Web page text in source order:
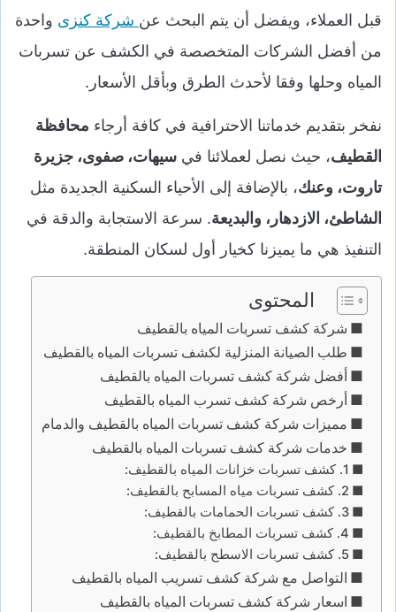
قبل العملاء، ويفضل أن يتم البحث عن شركة كنزى واحدة
من أفضل الشركات المتخصصة في الكشف عن تسربات
المياه وحلها وفقا لأحدث الطرق وبأقل الأسعار.
نفخر بتقديم خدماتنا الاحترافية في كافة أرجاء محافظة
القطيف، حيث نصل لعملائنا في سيهات، صفوى، جزيرة
تاروت، وعنك، بالإضافة إلى الأحياء السكنية الجديدة مثل
الشاطئ، الازدهار، والبديعة. سرعة الاستجابة والدقة في
التنفيذ هي ما يميزنا كخيار أول لسكان المنطقة.
المحتوى
شركة كشف تسربات المياه بالقطيف
طلب الصيانة المنزلية لكشف تسربات المياه بالقطيف
أفضل شركة كشف تسربات المياه بالقطيف
أرخص شركة كشف تسرب المياه بالقطيف
مميزات شركة كشف تسربات المياه بالقطيف والدمام
خدمات شركة كشف تسربات المياه بالقطيف
1. كشف تسربات خزانات المياه بالقطيف:
2. كشف تسربات مياه المسابح بالقطيف:
3. كشف تسربات الحمامات بالقطيف:
4. كشف تسربات المطابخ بالقطيف:
5. كشف تسربات الاسطح بالقطيف:
التواصل مع شركة كشف تسريب المياه بالقطيف
اسعار شركة كشف تسربات المياه بالقطيف